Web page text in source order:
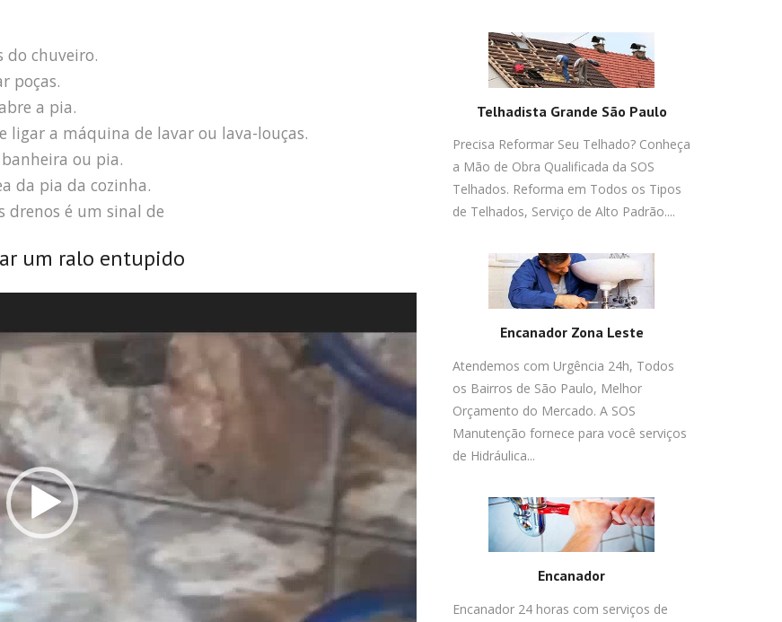
do chuveiro.
poças.
a pia.
ligar a máquina de lavar ou lava-louças.
ou pia.
da pia da cozinha.
drenos é um sinal de
um ralo entupido
Telhadista Grande São Paulo
Precisa Reformar Seu Telhado? Conheça
a Mão de Obra Qualificada da SOS
Telhados. Reforma em Todos os Tipos
de Telhados, Serviço de Alto Padrão....
Encanador Zona Leste
Atendemos com Urgência 24h, Todos
os Bairros de São Paulo, Melhor
Orçamento do Mercado. A SOS
Manutenção fornece para você serviços
de Hidráulica...
Encanador
Encanador 24 horas com serviços de